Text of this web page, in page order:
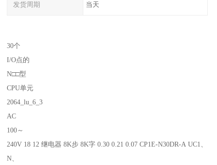
发货周期 当天
30个
I/O点的
N□□型
CPU单元
2064_lu_6_3
AC
100～
240V 18 12 继电器 8K步 8K字 0.30 0.21 0.07 CP1E-N30DR-A UC1、
N、